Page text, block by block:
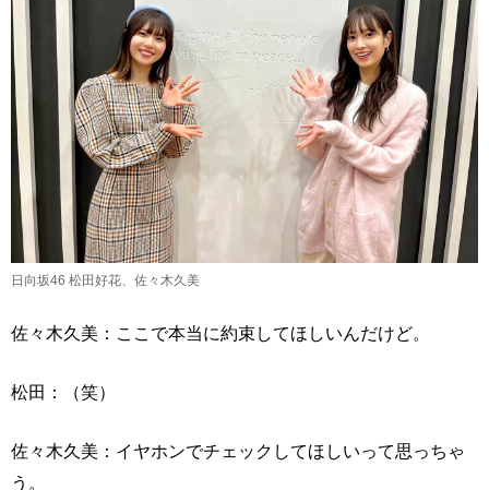
日向坂46 松田好花、佐々木久美
佐々木久美：ここで本当に約束してほしいんだけど。
松田：（笑）
佐々木久美：イヤホンでチェックしてほしいって思っちゃ
う。